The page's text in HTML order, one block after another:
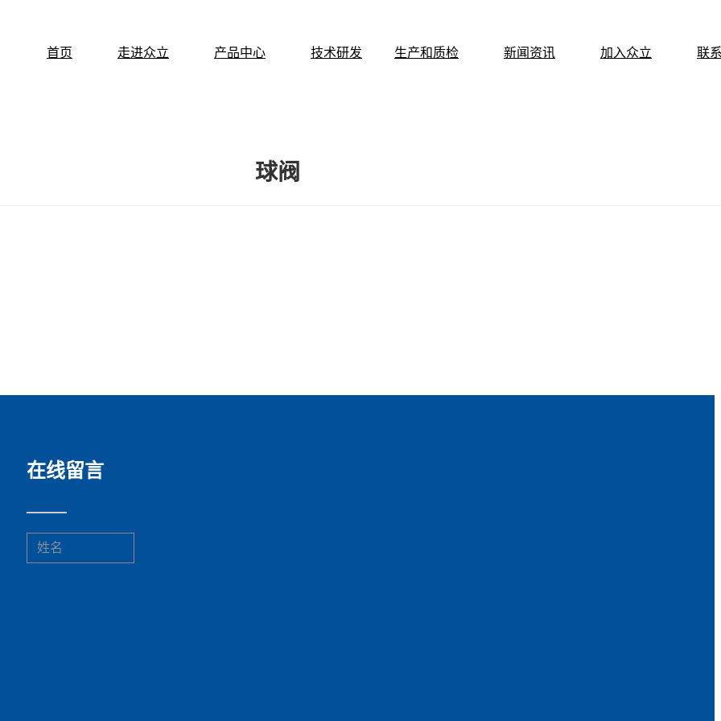
首页 走进众立 产品中心 技术研发 生产和质检 新闻资讯 加入众立 联
球阀